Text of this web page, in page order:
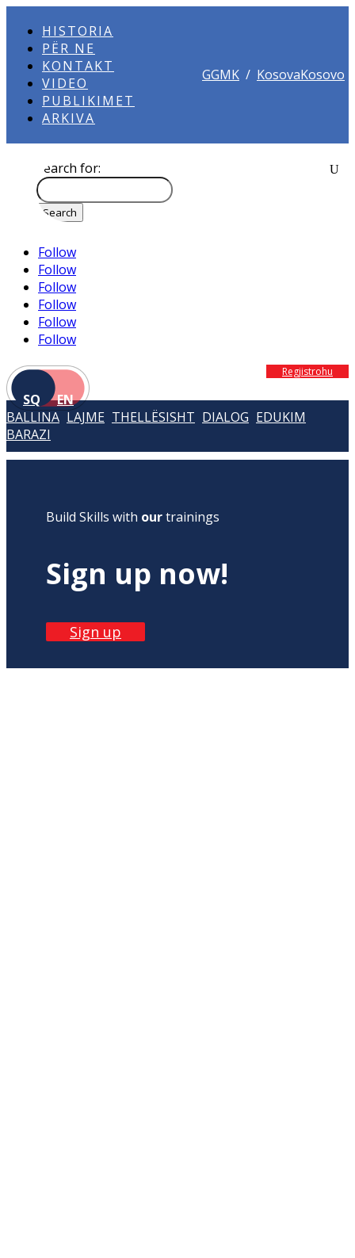
HISTORIA
PËR NE
KONTAKT
VIDEO
PUBLIKIMET
ARKIVA
GGMK / KosovaKosovo
Search for:
Follow
Follow
Follow
Follow
Follow
Follow
SQ EN
Regjistrohu
BALLINA LAJME THELLËSISHT DIALOG EDUKIM
BARAZI
Build Skills with ourtrainings
Sign up now!
Sign up